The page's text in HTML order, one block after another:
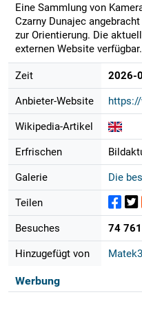
Eine Sammlung von
Czarny Dunajec
zur Orientierung. Die
externen Website verfügbar.
Zeit 2026-
Anbieter-Website
Wikipedia-Artikel
Erfrischen
Galerie Die
Teilen
Besuches 74 761
Hinzugefügt von
Werbung